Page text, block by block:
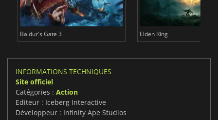
Baldur's Gate 3 Elden Ring
INFORMATIONS TECHNIQUES
Site officiel
Catégories : Action
Editeur : Iceberg Interactive
Développeur : Infinity Ape Studios